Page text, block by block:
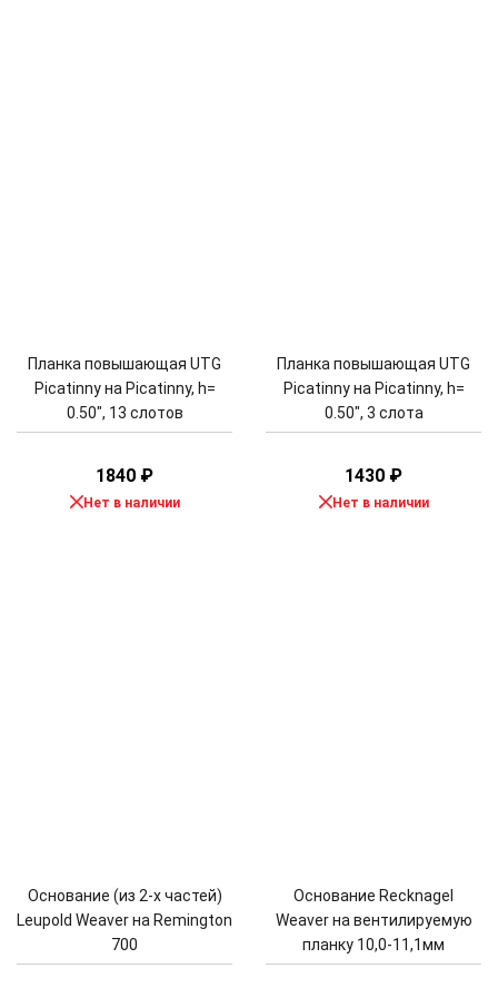
Планка повышающая UTG
Picatinny на Picatinny, h=
0.50", 13 слотов
1840 ₽
Нет в наличии
Планка повышающая UTG
Picatinny на Picatinny, h=
0.50", 3 слота
1430 ₽
Нет в наличии
Основание (из 2-х частей)
Leupold Weaver на Remington
700
Основание Recknagel
Weaver на вентилируемую
планку 10,0-11,1мм